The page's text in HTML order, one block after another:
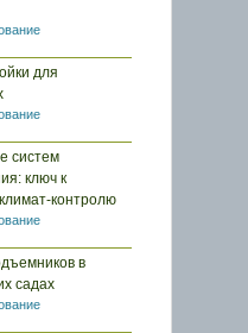
для
систем
ключ к
контролю
в
садах